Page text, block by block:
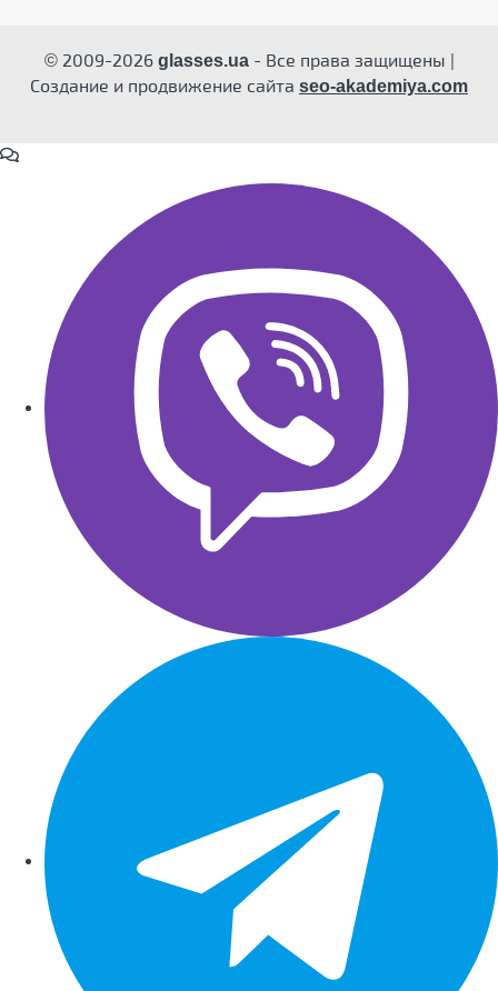
© 2009-2026glasses.ua- Все права защищены |
Создание и продвижение сайта seo-akademiya.com